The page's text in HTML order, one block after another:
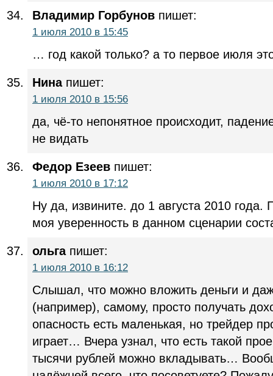
Владимир Горбунов пишет:
1 июля 2010 в 15:45
… год какой только? а то первое июля
Нинапишет:
1 июля 2010 в 15:56
да, чё-то непонятное происходит,
не видать
Федор Езеев пишет:
1 июля 2010 в 17:12
Ну да, извините. до 1 августа 2010
моя уверенность в данном сценарии
ольгапишет:
1 июля 2010 в 16:12
Слышал, что можно вложить деньги и
(например), самому, просто получать
опасность есть маленькая, но трейдер
играет… Вчера узнал, что есть такой
тысячи рублей можно вкладывать…